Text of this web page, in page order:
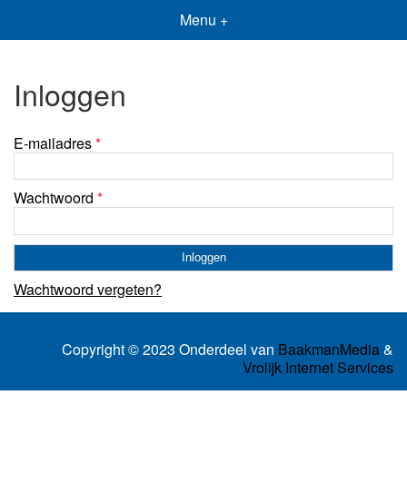
Menu +
Inloggen
E-mailadres*
Wachtwoord *
Wachtwoord vergeten?
Copyright © 2023 Onderdeel van BaakmanMedia&
Vrolijk Internet Services